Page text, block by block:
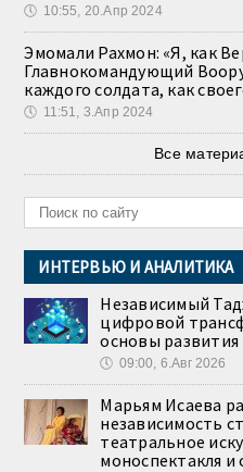
🕔 10:55, 20.Апр 2024
Эмомали Рахмон: «Я, как
Главнокомандующий
каждого солдата, как
🕔 11:51, 3.Апр 2024
Все
ИНТЕРВЬЮ И АНАЛИТИКА
Независимый
цифровой
основы
🕔 09:00, 6.Авг 2026
Марьям Исаева
независимость
театральное
моноспектакля